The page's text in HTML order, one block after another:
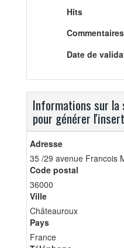
Hits
Commentaires
Date de
Informations sur la
pour générer
Adresse
35 /29 avenue Francois
Code postal
36000
Ville
Châteauroux
Pays
France